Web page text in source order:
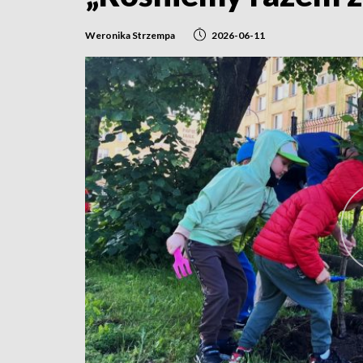
Weronika Strzempa 2026-06-11